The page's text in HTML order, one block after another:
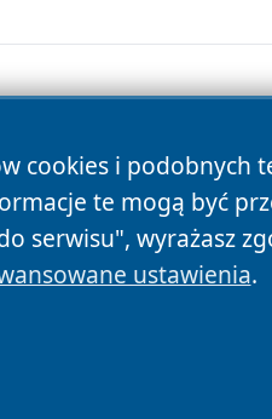
cookies i podobnych
te mogą być
serwisu", wyrażasz
ustawienia.